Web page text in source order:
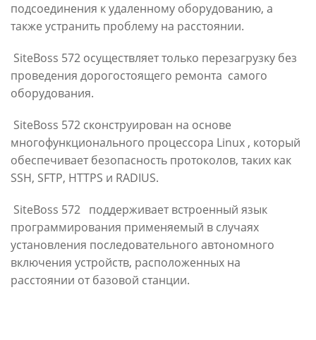
подсоединения к удаленному оборудованию, а
также устранить проблему на расстоянии.
SiteBoss 572 осуществляет только перезагрузку без
проведения дорогостоящего ремонта самого
оборудования.
SiteBoss 572 сконструирован на основе
многофункционального процессора Linux , который
обеспечивает безопасность протоколов, таких как
SSH, SFTP, HTTPS и RADIUS.
SiteBoss 572 поддерживает встроенный язык
программирования применяемый в случаях
установления последовательного автономного
включения устройств, расположенных на
расстоянии от базовой станции.